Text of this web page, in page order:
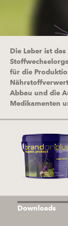
Die Leber ist
für die
Abbau und die
Medikamenten
Downloads